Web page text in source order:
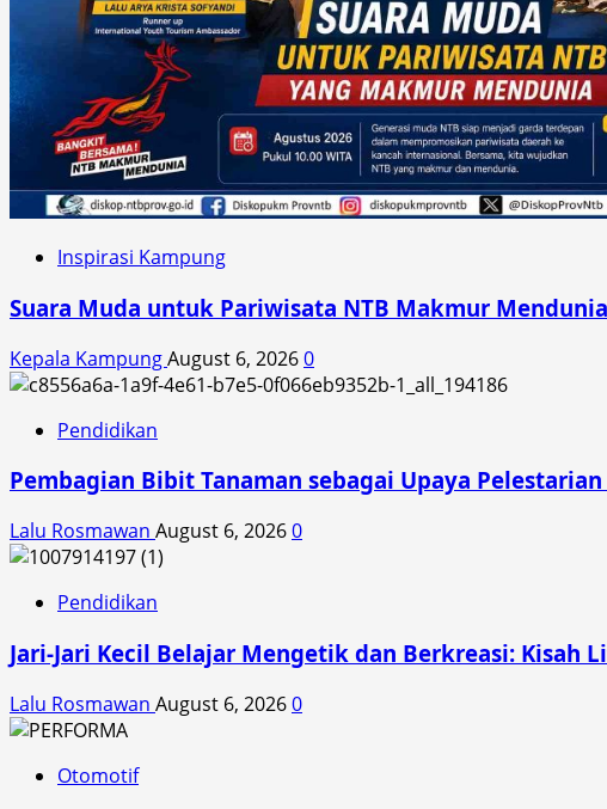
Inspirasi Kampung
Suara Muda untuk Pariwisata NTB Makmur
Kepala KampungAugust 6, 20260
Pendidikan
Pembagian Bibit Tanaman sebagai Upaya
Lalu Rosmawan August 6, 20260
Pendidikan
Jari-Jari Kecil Belajar Mengetik dan Berkreasi: Kisah
Lalu Rosmawan August 6, 20260
Otomotif